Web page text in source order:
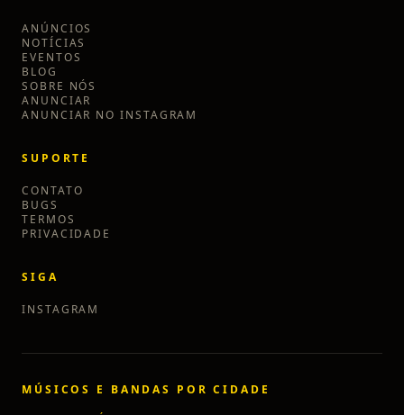
ANÚNCIOS
NOTÍCIAS
EVENTOS
BLOG
SOBRE NÓS
ANUNCIAR
ANUNCIAR NO INSTAGRAM
SUPORTE
CONTATO
BUGS
TERMOS
PRIVACIDADE
SIGA
INSTAGRAM
MÚSICOS E BANDAS POR CIDADE